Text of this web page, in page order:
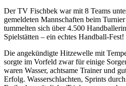
Der TV Fischbek war mit 8 Teams
gemeldeten Mannschaften beim
tummelten sich über 4.500
Spielstätten – ein echtes Handball-Fest!
Die angekündigte Hitzewelle mit
sorgte im Vorfeld zwar für einige
waren Wasser, achtsame Trainer und
Erfolg. Wasserschlachten, Sprints